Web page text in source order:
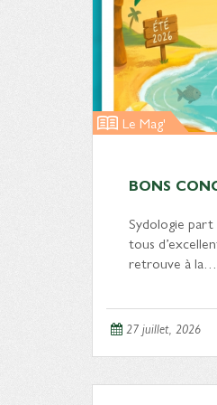
Le Mag'
BONS
Sydologie
tous
retrouve à la…
27 juillet, 2026